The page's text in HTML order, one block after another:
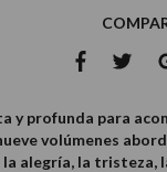
y profunda para
volúmenes
alegría, la tristeza,